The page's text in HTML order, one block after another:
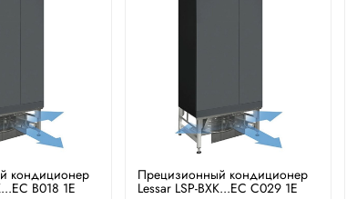
кондиционер
B018 1E
Прецизионный кондиционер
Lessar LSP-BXK...EC C029 1E